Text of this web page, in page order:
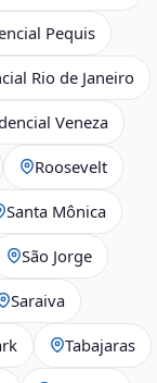
Pequis
Rio de Janeiro
Veneza
Roosevelt
Santa Mônica
São Jorge
Saraiva
Tabajaras